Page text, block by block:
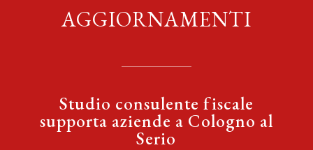
AGGIORNAMENTI
Studio consulente fiscale
supporta aziende a Cologno al
Serio